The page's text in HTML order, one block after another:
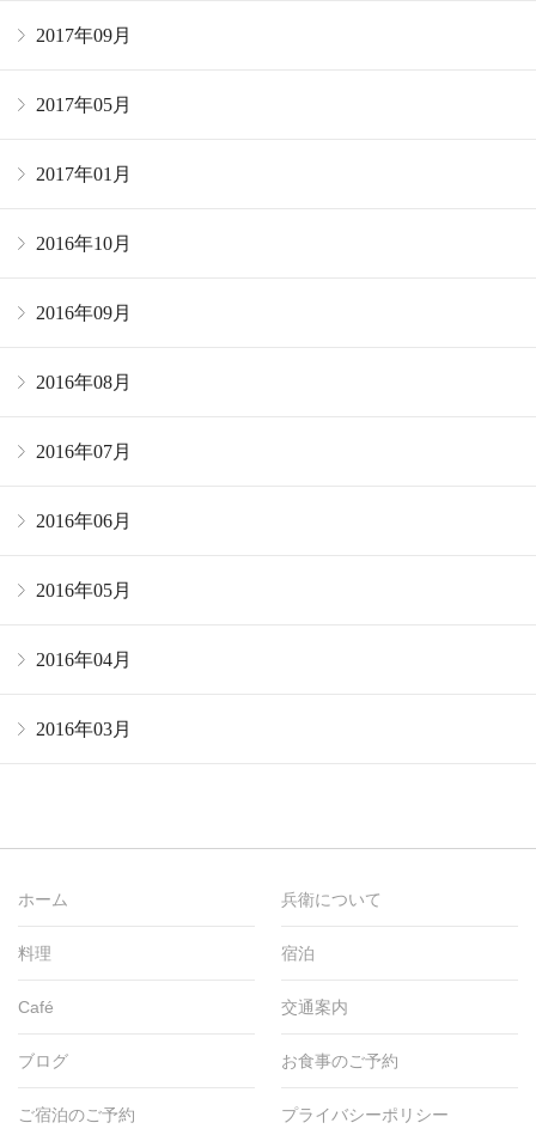
2017年09月
2017年05月
2017年01月
2016年10月
2016年09月
2016年08月
2016年07月
2016年06月
2016年05月
2016年04月
2016年03月
ホーム 兵衛について
料理 宿泊
Café 交通案内
ブログ お食事のご予約
ご宿泊のご予約 プライバシーポリシー